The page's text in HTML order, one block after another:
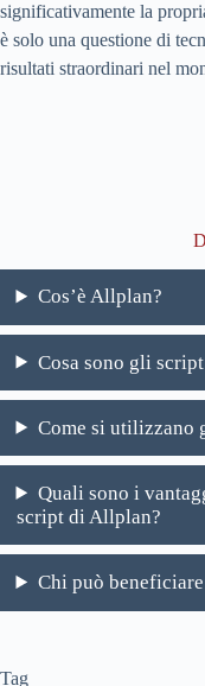
significativamente la
è solo una questione di
risultati straordinari nel
Cos’è Allplan?
Cosa sono gli
Come si utilizzano
Quali sono i
script di Allplan?
Chi può
Tag